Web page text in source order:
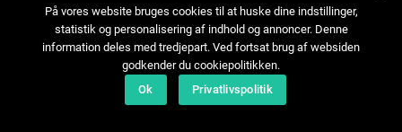
Kontakta oss
Sitemap
På vores website bruges cookies til at huske dine indstillinger,
statistik og personalisering af indhold og annoncer. Denne
information deles med tredjepart. Ved fortsat brug af websiden
godkender du cookiepolitikken.
Ok
Privatlivspolitik